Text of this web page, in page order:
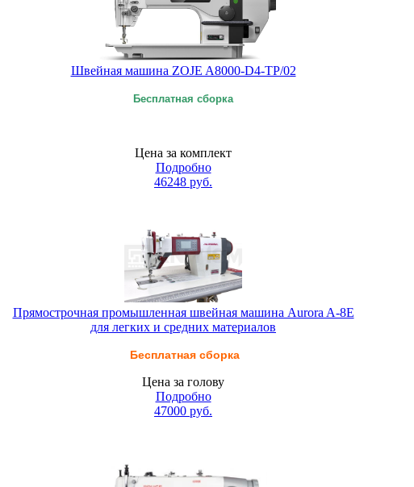
Швейная машина ZOJE A8000-D4-TP/02
Бесплатная сборка
Цена за комплект
Подробно
46248 руб.
Прямострочная промышленная швейная машина Aurora A-8E
для легких и средних материалов
Бесплатная сборка
Цена за голову
Подробно
47000 руб.